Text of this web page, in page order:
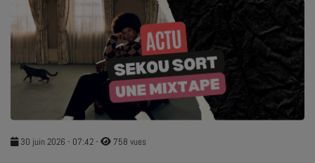
Interviews
Talents
Top 5
30 juin 2026 - 07:42- 758 vues